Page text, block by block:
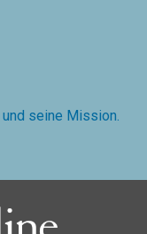
und seine Mission.